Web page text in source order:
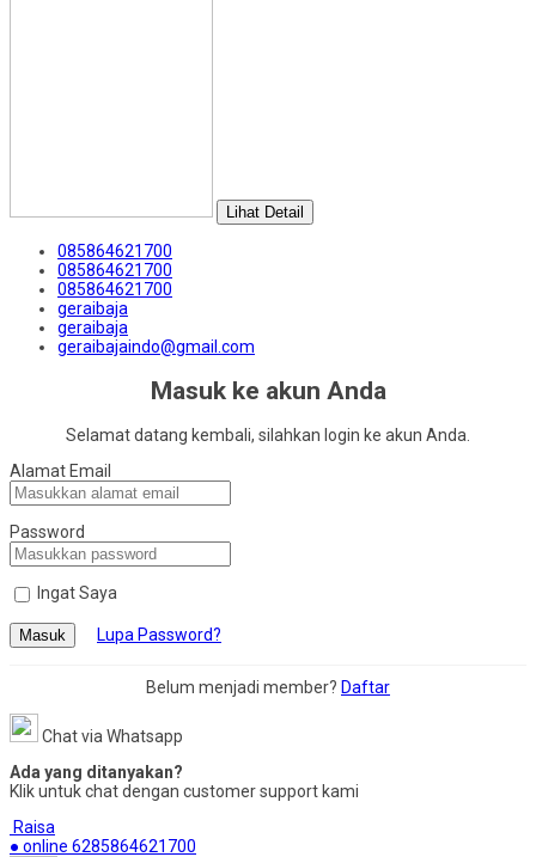
Lihat Detail
085864621700
085864621700
085864621700
geraibaja
geraibaja
geraibajaindo@gmail.com
Masuk ke akun Anda
Selamat datang kembali, silahkan login ke akun Anda.
Alamat Email
Password
Ingat Saya
Masuk Lupa Password?
Belum menjadi member? Daftar
Chat via Whatsapp
Ada yang ditanyakan?
Klik untuk chat dengan customer support kami
Raisa
● online 6285864621700